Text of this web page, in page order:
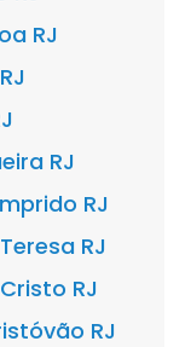
RJ
RJ
RJ
RJ
RJ
RJ